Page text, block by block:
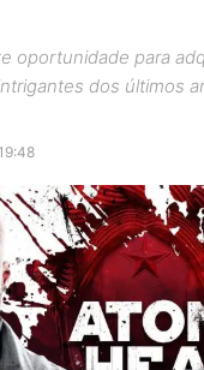
oportunidade para
dos últimos